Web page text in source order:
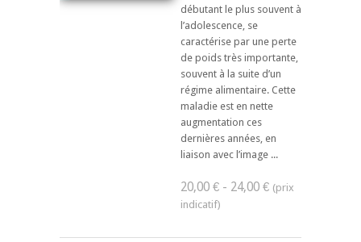
débutant le plus souvent à
l’adolescence, se
caractérise par une perte
de poids très importante,
souvent à la suite d’un
régime alimentaire. Cette
maladie est en nette
augmentation ces
dernières années, en
liaison avec l’image ...
20,00 € - 24,00 €